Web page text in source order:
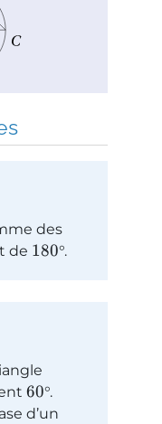
des
de 180°.
60°.
d’un